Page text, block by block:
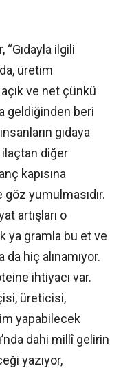
ilgili
üretim
ve net çünkü
geldiğinden beri
gıdaya
diğer
kapısına
yumulmasıdır.
artışları o
ya gramla bu et ve
hiç alınamıyor.
ihtiyacı var.
üreticisi,
yapabilecek
dahi millî gelirin
yazıyor,